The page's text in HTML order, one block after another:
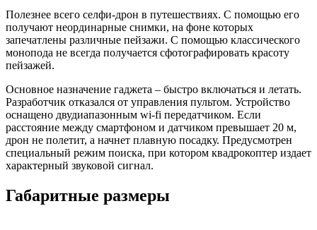
Полезнее всего селфи-дрон в путешествиях. С помощью его
получают неординарные снимки, на фоне которых
запечатлены различные пейзажи. С помощью классического
монопода не всегда получается сфотографировать красоту
пейзажей.
Основное назначение гаджета – быстро включаться и летать.
Разработчик отказался от управления пультом. Устройство
оснащено двудиапазонным wi-fi передатчиком. Если
расстояние между смартфоном и датчиком превышает 20 м,
дрон не полетит, а начнет плавную посадку. Предусмотрен
специальный режим поиска, при котором квадрокоптер издает
характерный звуковой сигнал.
Габаритные размеры